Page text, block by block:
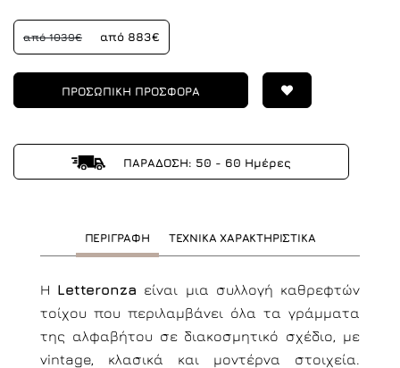
από 1039€ από 883€
ΠΡΟΣΩΠΙΚΗ ΠΡΟΣΦΟΡΑ
ΠΑΡΑΔΟΣΗ: 50 - 60 Ημέρες
ΠΕΡΙΓΡΑΦΗ ΤΕΧΝΙΚΑ ΧΑΡΑΚΤΗΡΙΣΤΙΚΑ
Η Letteronza είναι μια συλλογή καθρεφτών
τοίχου που περιλαμβάνει όλα τα γράμματα
της αλφαβήτου σε διακοσμητικό σχέδιο, με
vintage, κλασικά και μοντέρνα στοιχεία.